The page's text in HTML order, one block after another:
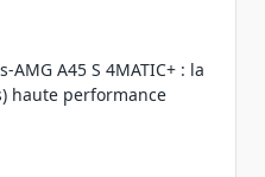
AMG A45 S 4MATIC+ : la
haute performance